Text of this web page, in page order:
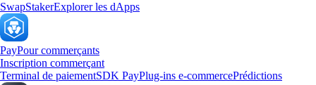
SwapStakerExplorer les dApps
PayPour commerçants
Inscription commerçant
Terminal de paiementSDK PayPlug-ins e-commercePrédictions